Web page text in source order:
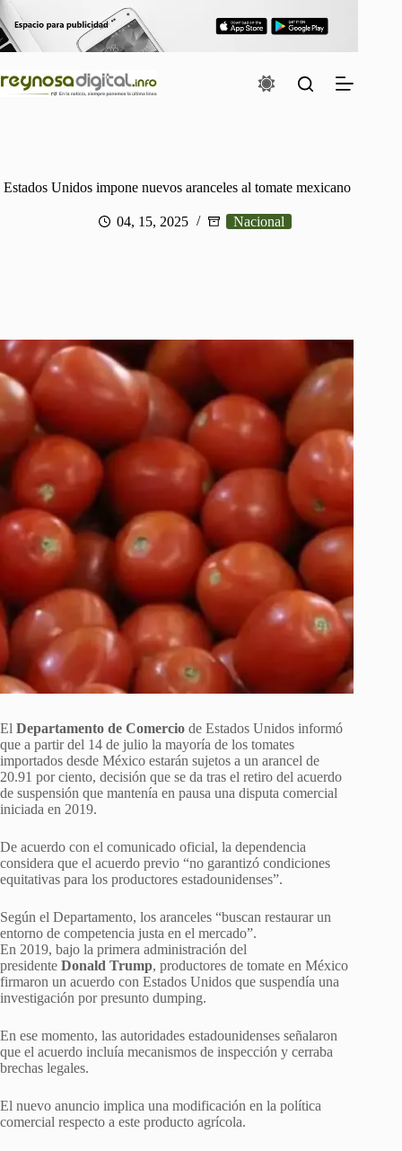
Saltar
al
contenido
Estados Unidos impone nuevos aranceles al tomate mexicano
04, 15, 2025 Nacional
El Departamento de Comercio de Estados Unidos informó
que a partir del 14 de julio la mayoría de los tomates
importados desde México estarán sujetos a un arancel de
20.91 por ciento, decisión que se da tras el retiro del acuerdo
de suspensión que mantenía en pausa una disputa comercial
iniciada en 2019.
De acuerdo con el comunicado oficial, la dependencia
considera que el acuerdo previo “no garantizó condiciones
equitativas para los productores estadounidenses”.
Según el Departamento, los aranceles “buscan restaurar un
entorno de competencia justa en el mercado”.
En 2019, bajo la primera administración del
presidente Donald Trump, productores de tomate en México
firmaron un acuerdo con Estados Unidos que suspendía una
investigación por presunto dumping.
En ese momento, las autoridades estadounidenses señalaron
que el acuerdo incluía mecanismos de inspección y cerraba
brechas legales.
El nuevo anuncio implica una modificación en la política
comercial respecto a este producto agrícola.